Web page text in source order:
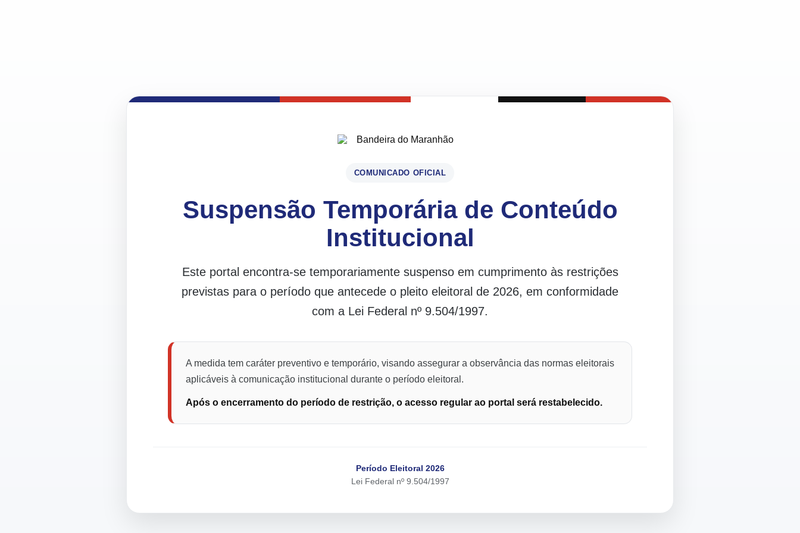
COMUNICADO OFICIAL
Suspensão Temporária de Conteúdo
Institucional
Este portal encontra-se temporariamente suspenso em cumprimento às restrições
previstas para o período que antecede o pleito eleitoral de 2026, em conformidade
com a Lei Federal nº 9.504/1997.
A medida tem caráter preventivo e temporário, visando assegurar a observância das normas eleitorais
aplicáveis à comunicação institucional durante o período eleitoral.
Após o encerramento do período de restrição, o acesso regular ao portal será restabelecido.
Período Eleitoral 2026
Lei Federal nº 9.504/1997